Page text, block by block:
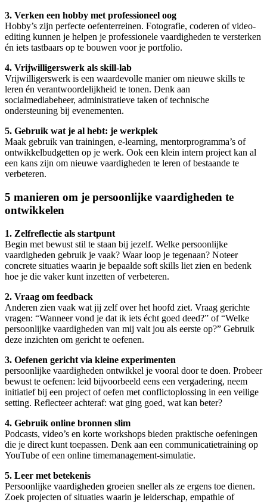
3. Verken een hobby met professioneel oog
Hobby’s zijn perfecte oefenterreinen. Fotografie, coderen of video-
editing kunnen je helpen je professionele vaardigheden te versterken
én iets tastbaars op te bouwen voor je portfolio.
4. Vrijwilligerswerk als skill-lab
Vrijwilligerswerk is een waardevolle manier om nieuwe skills te
leren én verantwoordelijkheid te tonen. Denk aan
socialmediabeheer, administratieve taken of technische
ondersteuning bij evenementen.
5. Gebruik wat je al hebt: je werkplek
Maak gebruik van trainingen, e-learning, mentorprogramma’s of
ontwikkelbudgetten op je werk. Ook een klein intern project kan al
een kans zijn om nieuwe vaardigheden te leren of bestaande te
verbeteren.
5 manieren om je persoonlijke vaardigheden te
ontwikkelen
1. Zelfreflectie als startpunt
Begin met bewust stil te staan bij jezelf. Welke persoonlijke
vaardigheden gebruik je vaak? Waar loop je tegenaan? Noteer
concrete situaties waarin je bepaalde soft skills liet zien en bedenk
hoe je die vaker kunt inzetten of verbeteren.
2. Vraag om feedback
Anderen zien vaak wat jij zelf over het hoofd ziet. Vraag gerichte
vragen: “Wanneer vond je dat ik iets écht goed deed?” of “Welke
persoonlijke vaardigheden van mij valt jou als eerste op?” Gebruik
deze inzichten om gericht te oefenen.
3. Oefenen gericht via kleine experimenten
persoonlijke vaardigheden ontwikkel je vooral door te doen. Probeer
bewust te oefenen: leid bijvoorbeeld eens een vergadering, neem
initiatief bij een project of oefen met conflictoplossing in een veilige
setting. Reflecteer achteraf: wat ging goed, wat kan beter?
4. Gebruik online bronnen slim
Podcasts, video’s en korte workshops bieden praktische oefeningen
die je direct kunt toepassen. Denk aan een communicatietraining op
YouTube of een online timemanagement-simulatie.
5. Leer met betekenis
Persoonlijke vaardigheden groeien sneller als ze ergens toe dienen.
Zoek projecten of situaties waarin je leiderschap, empathie of